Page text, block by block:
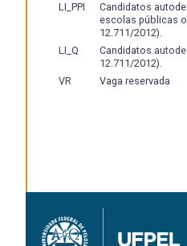
LI_PPI
Candidatos
escolas públicas
12.711/2012).
LI_Q
Candidatos
12.711/2012).
VR
Vaga reservada